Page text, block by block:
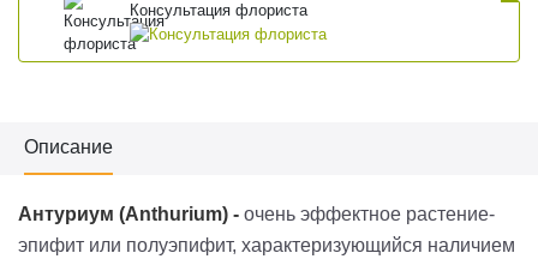
Консультация флориста
Описание
Антуриум (Anthurium) - очень эффектное растение-
эпифит или полуэпифит, характеризующийся наличием